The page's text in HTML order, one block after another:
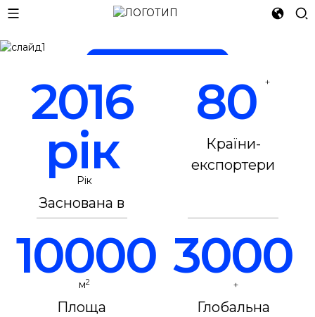
ЧИТАТИ ДАЛІ
ЧИТАТИ ДАЛІ
2016
рік
Рік
Заснована в
80 +
Країни-
експортери
10000
м2
Площа
3000
+
Глобальна